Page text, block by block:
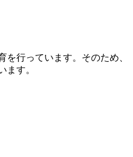
行っています。そのため、
ます。